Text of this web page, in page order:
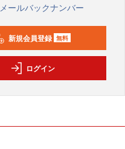
メールバックナンバー
新規会員登録 無料
ログイン